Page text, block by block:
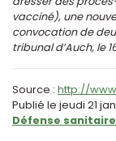
vacciné), une
convocation de
tribunal d’Auch, le
Source : http://
Publié le jeudi 21
Défense